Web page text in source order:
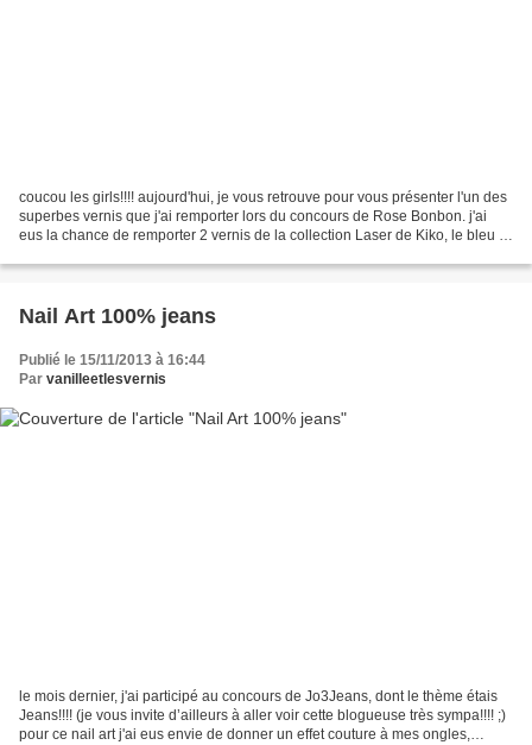
coucou les girls!!!! aujourd'hui, je vous retrouve pour vous présenter l'un des
superbes vernis que j'ai remporter lors du concours de Rose Bonbon. j'ai
eus la chance de remporter 2 vernis de la collection Laser de Kiko, le bleu et
Nail Art 100% jeans
Publié le 15/11/2013 à 16:44
Par vanilleetlesvernis
le mois dernier, j'ai participé au concours de Jo3Jeans, dont le thème étais
Jeans!!!! (je vous invite d’ailleurs à aller voir cette blogueuse très sympa!!!! ;)
pour ce nail art j'ai eus envie de donner un effet couture à mes ongles,